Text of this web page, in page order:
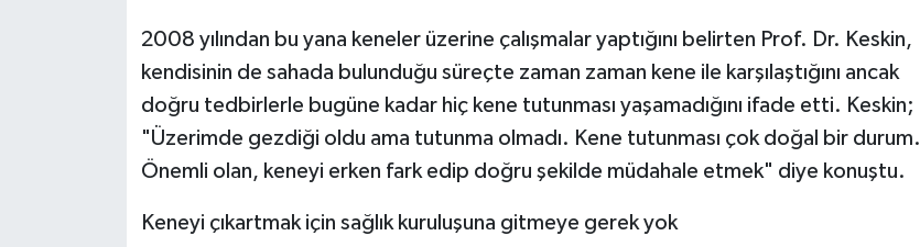
2008 yılından bu yana keneler üzerine çalışmalar yaptığını belirten Prof. Dr. Keskin,
kendisinin de sahada bulunduğu süreçte zaman zaman kene ile karşılaştığını ancak
doğru tedbirlerle bugüne kadar hiç kene tutunması yaşamadığını ifade etti. Keskin;
"Üzerimde gezdiği oldu ama tutunma olmadı. Kene tutunması çok doğal bir durum.
Önemli olan, keneyi erken fark edip doğru şekilde müdahale etmek" diye konuştu.
Keneyi çıkartmak için sağlık kuruluşuna gitmeye gerek yok